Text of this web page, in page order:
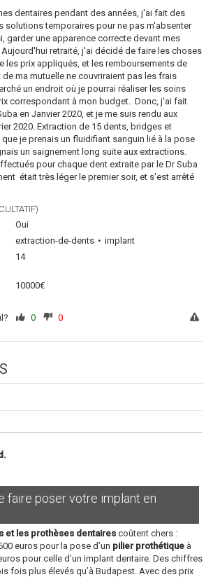
dentaires pendant des années, j'ai fait des
solutions temporaires pour ne pas m'absenter
garder une apparence correcte devant mes
retraité, j'ai décidé de faire les choses
les prix appliqués, et les remboursements de
de ma mutuelle ne couvriraient pas les frais
un endroit où je pourrai réaliser les soins
correspondant à mon budget. Donc, j'ai fait
en Janvier 2020, et je me suis rendu aux
2020. Extraction de 15 dents, bridges et
je prenais un fluidifiant sanguin lié à la pose
un saignement long suite aux extractions.
pour chaque dent extraite par le Dr Suba
était très léger le premier soir, et s'est arrêté
Oui
extraction-de-dents
implant
14
10000€
0 0
faire poser votre implant en
et les prothèses dentaires coûtent chers :
euros pour la pose d’un pilier prothétique à
pour celle d’un implant dentaire. Des chiffres
fois plus élevés qu’à Budapest. Avec des prix